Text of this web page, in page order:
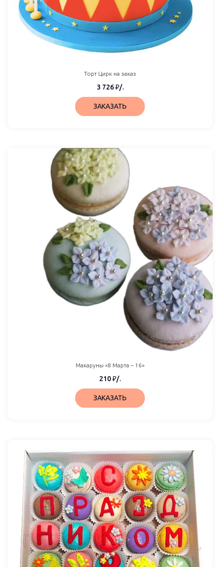
Торт Цирк на заказ
3 726₽/.
ЗАКАЗАТЬ
Макаруны «8 Марта – 16»
210₽/.
ЗАКАЗАТЬ